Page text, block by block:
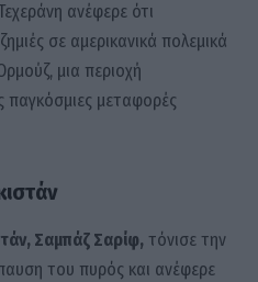
ανέφερε ότι
σε αμερικανικά πολεμικά
μια περιοχή
παγκόσμιες μεταφορές
Σαμπάζ Σαρίφ, τόνισε την
του πυρός και ανέφερε